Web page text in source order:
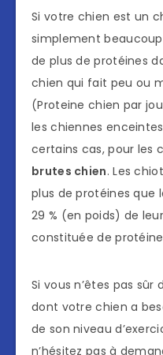
Si votre chien est un
simplement beaucoup
de plus de protéines
chien qui fait peu ou
(Proteine chien par
les chiennes
certains cas, pour les
brutes chien. Les
plus de protéines que
29 % (en poids) de
constituée de
Si vous n’êtes pas
dont votre chien a
de son niveau
n’hésitez pas à